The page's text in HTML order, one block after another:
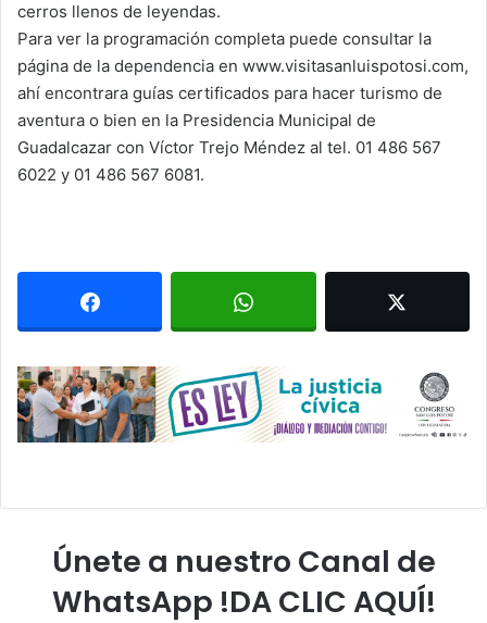
cerros llenos de leyendas.
Para ver la programación completa puede consultar la
página de la dependencia en www.visitasanluispotosi.com,
ahí encontrara guías certificados para hacer turismo de
aventura o bien en la Presidencia Municipal de
Guadalcazar con Víctor Trejo Méndez al tel. 01 486 567
6022 y 01 486 567 6081.
Únete a nuestro Canal de
WhatsApp !DA CLIC AQUÍ!